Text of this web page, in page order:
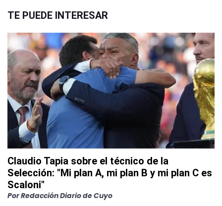
TE PUEDE INTERESAR
Claudio Tapia sobre el técnico de la
Selección: "Mi plan A, mi plan B y mi plan C es
Scaloni"
PorRedacción Diario de Cuyo